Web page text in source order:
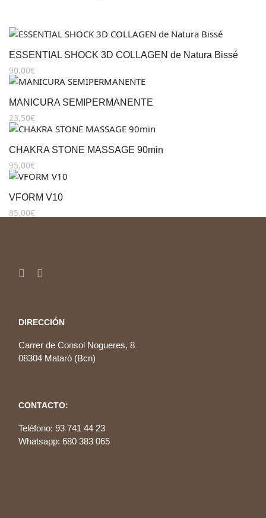
ESSENTIAL SHOCK 3D COLLAGEN de Natura Bissé
90,00€
MANICURA SEMIPERMANENTE
23,50€
CHAKRA STONE MASSAGE 90min
95,00€
VFORM V10
85,00€
DIRECCIÓN
Carrer de Consol Nogueres, 8
08304 Mataró (Bcn)
CONTACTO:
Teléfono: 93 741 44 23
Whatsapp: 680 383 065